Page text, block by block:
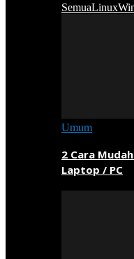
SemuaLinux
Umum
2 Cara
Laptop / PC